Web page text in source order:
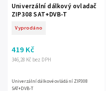
Univerzální dálkový ovladač
ZIP308 SAT+DVB-T
Vyprodáno
346,28 Kč bez DPH
419 Kč
Univerzální dálkové ovládání ZIP308
SAT+DVB-T